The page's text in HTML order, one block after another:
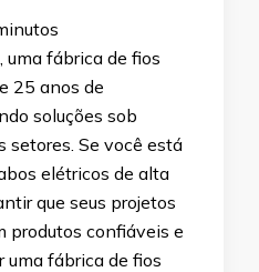
uma fábrica de fios
25 anos de
soluções sob
setores. Se você está
elétricos de alta
que seus projetos
produtos confiáveis e
uma fábrica de fios